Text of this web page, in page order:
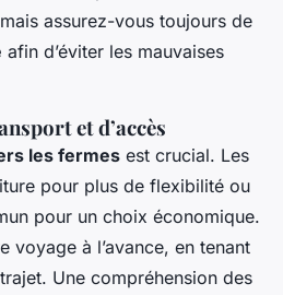
assurez-vous toujours de
afin d’éviter les mauvaises
et d’accès
les fermes est crucial. Les
pour plus de flexibilité ou
pour un choix économique.
voyage à l’avance, en tenant
Une compréhension des